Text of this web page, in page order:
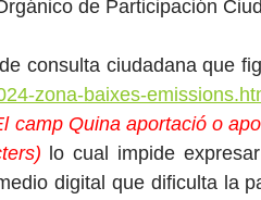
de Participación
consulta ciudadana que
zona-baixes-
camp Quina aportació o
lo cual impide
digital que dificulta la